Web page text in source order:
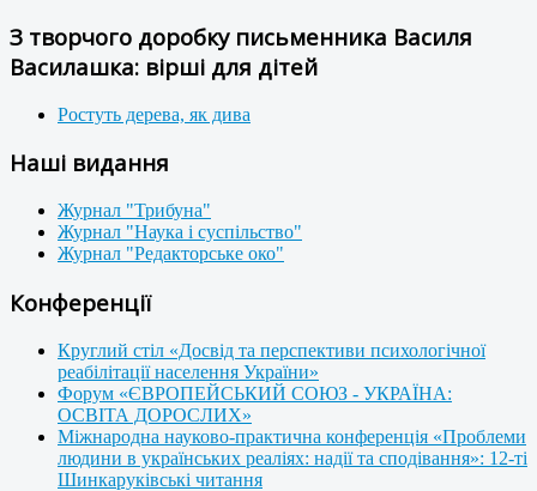
З творчого доробку письменника Василя
Василашка: вірші для дітей
Ростуть дерева, як дива
Наші видання
Журнал "Трибуна"
Журнал "Наука і суспільство"
Журнал "Редакторське око"
Конференції
Круглий стіл «Досвід та перспективи психологічної
реабілітації населення України»
Форум «ЄВРОПЕЙСЬКИЙ СОЮЗ - УКРАЇНА:
ОСВІТА ДОРОСЛИХ»
Міжнародна науково-практична конференція «Проблеми
людини в українських реаліях: надії та сподівання»: 12-ті
Шинкаруківські читання